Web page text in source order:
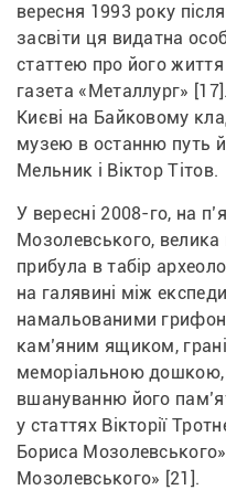
вересня 1993 року
засвіти ця видатна
статтею про його життя
газета «Металлург»
Києві на Байковому
музею в останню путь
Мельник і Віктор Тітов.
У вересні 2008-го, на
Мозолевського, велика
прибула в табір
на галявині між
намальованими
кам’яним ящиком,
меморіальною дошкою,
вшануванню його
у статтях Вікторії
Бориса
Мозолевського» [21].